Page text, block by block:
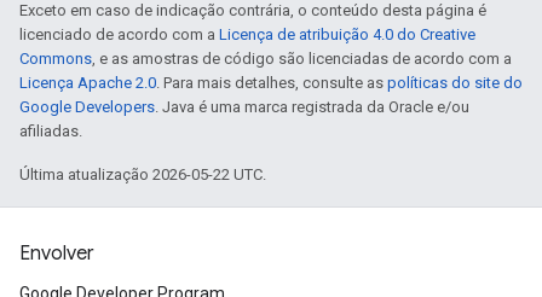
Exceto em caso de indicação contrária, o conteúdo desta página é
licenciado de acordo com a Licença de atribuição 4.0 do Creative
Commons, e as amostras de código são licenciadas de acordo com a
Licença Apache 2.0. Para mais detalhes, consulte as políticas do site do
Google Developers. Java é uma marca registrada da Oracle e/ou
afiliadas.
Última atualização 2026-05-22 UTC.
Envolver